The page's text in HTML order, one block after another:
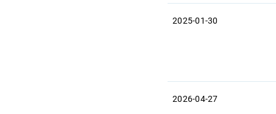
2025-01-30
2026-04-27